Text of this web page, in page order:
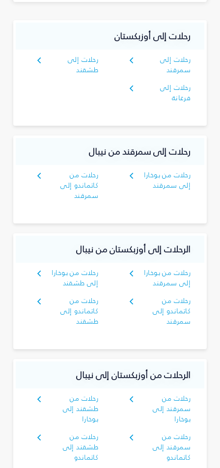
رحلات إلى أوزبكستان
رحلات إلى
سمرقند
رحلات إلى
طشقند
رحلات إلى
فرغانة
رحلات إلى سمرقند من نيبال
رحلات من بوخارا
إلى سمرقند
رحلات من
كاتماندو إلى
سمرقند
الرحلات إلى أوزبكستان من نيبال
رحلات من بوخارا
إلى سمرقند
رحلات من بوخارا
إلى طشقند
رحلات من
كاتماندو إلى
سمرقند
رحلات من
كاتماندو إلى
طشقند
الرحلات من أوزبكستان إلى نيبال
رحلات من
سمرقند إلى
بوخارا
رحلات من
طشقند إلى
بوخارا
رحلات من
سمرقند إلى
كاتماندو
رحلات من
طشقند إلى
كاتماندو